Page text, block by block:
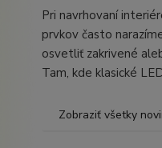
Pri navrhovaní
prvkov často
osvetliť zakrivené
Tam, kde klasické
Zobraziť všetky